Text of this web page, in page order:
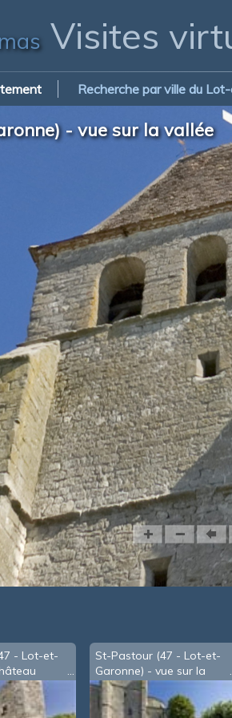
Visites
Recherche par ville du
- vue sur la vallée
- Lot-et-
St-Pastour (47 - Lot-et-
Garonne) - vue sur la
vallée